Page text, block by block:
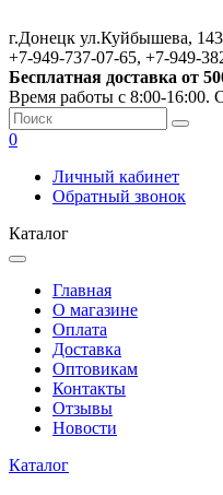
г.Донецк ул.Куйбышева,
+7-949-737-07-65, +7-949-
Бесплатная доставка от
Время работы с 8:00-16:00.
0
Личный кабинет
Обратный звонок
Каталог
Главная
О магазине
Оплата
Доставка
Оптовикам
Контакты
Отзывы
Новости
Каталог